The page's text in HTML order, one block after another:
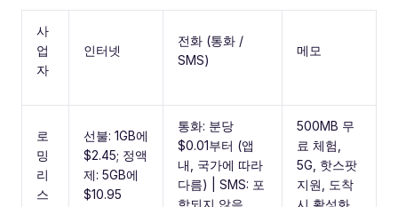
사
업
자
인터넷
전화 (통화 /
SMS)
메모
로
밍
리
스
선불: 1GB에
$2.45; 정액
제: 5GB에
$10.95
통화: 분당
$0.01부터 (앱
내, 국가에 따라
다름) | SMS: 포
함되지 않음
500MB 무
료 체험,
5G, 핫스팟
지원, 도착
시 활성화